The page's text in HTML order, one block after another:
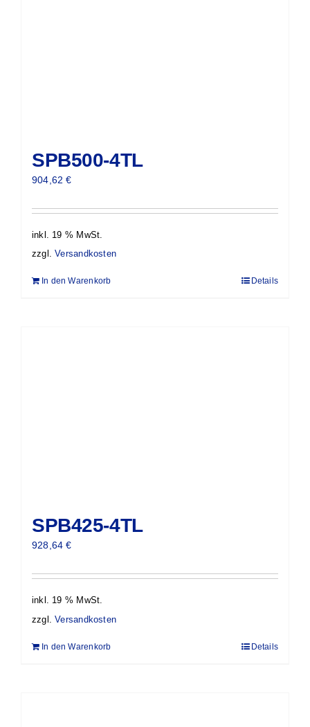
SPB500-4TL
904,62€
inkl. 19 % MwSt.
zzgl.Versandkosten
In den Warenkorb Details
SPB425-4TL
928,64€
inkl. 19 % MwSt.
zzgl.Versandkosten
In den Warenkorb Details